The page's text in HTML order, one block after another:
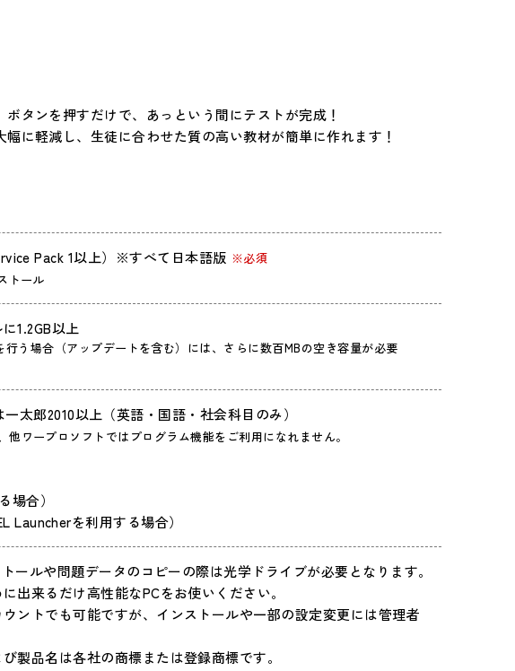
タンを押すだけで、あっという間にテストが完成！
に軽減し、生徒に合わせた質の高い教材が簡単に作れます！
Pack 1以上）※すべて日本語版 ※必須
トール
1.2GB以上
う場合（アップデートを含む）には、さらに数百MBの空き容量が必要
太郎2010以上（英語・国語・社会科目のみ）
ワープロソフトではプログラム機能をご利用になれません。
場合）
Launcherを利用する場合）
ールや問題データのコピーの際は光学ドライブが必要となります。
出来るだけ高性能なPCをお使いください。
ントでも可能ですが、インストールや一部の設定変更には管理者
製品名は各社の商標または登録商標です。